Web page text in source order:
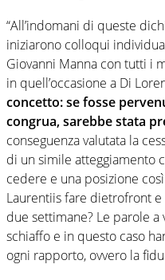
“All’indomani di queste
iniziarono colloqui
Giovanni Manna con tutti i
in quell’occasione a Di
concetto: se fosse
congrua, sarebbe stata
conseguenza valutata la
di un simile atteggiamento
cedere e una posizione
Laurentiis fare dietrofront
due settimane? Le parole
schiaffo e in questo caso
ogni rapporto, ovvero la